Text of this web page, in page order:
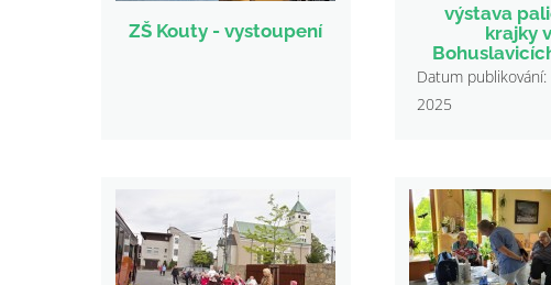
ZŠ Kouty - vystoupení
výstava
krajky v
Datum publikování:
2025